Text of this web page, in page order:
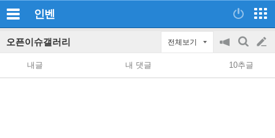
인벤
오픈이슈갤러리 전체보기
공
지
on/off
검
색
글
쓰
내글 내 댓글 10추글